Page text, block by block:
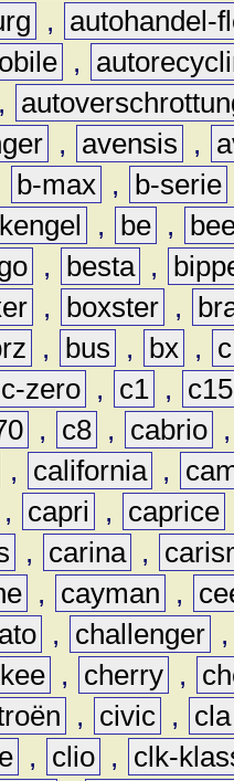
,
autohandel-
,
,
, avensis ,
b-max , b-serie
, be ,
, besta ,
, boxster ,
, bus , bx ,
c
c-zero , c1 ,
c15
, c8 , cabrio
, california ,
, capri , caprice
, carina ,
, cayman ,
, challenger
, cherry ,
, civic ,
cla
, clio ,
clk-